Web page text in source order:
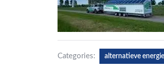
Categories: alternatieve energie